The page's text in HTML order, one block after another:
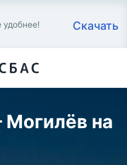
Скачать
на